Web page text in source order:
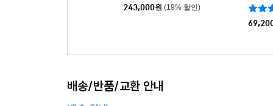
- The Complete Amazo
n MGM Studios Soundt
243,000원 (19% 할인)
[핑크
배송/반품/교환 안내